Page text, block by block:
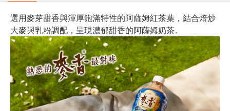
選用麥芽甜香與渾厚飽滿特性的阿薩姆紅茶葉，結合焙炒
大麥與乳粉調配，呈現濃郁甜香的阿薩姆奶茶。